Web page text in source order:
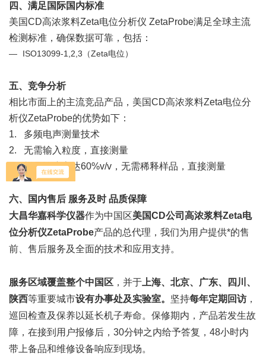
四、满足国际国内标准
美国CD高浓浆料Zeta电位分析仪 ZetaProbe满足全球主流
检测标准，确保数据可靠，包括：
— ISO13099-1,2,3（Zeta电位）
五、竞争分析
相比市面上的主流竞品产品，美国CD高浓浆料Zeta电位分
析仪ZetaProbe的优势如下：
1.
多频电声测量技术
2.
无需输入粒度，直接测量
样品浓度高达60%v/v，无需稀释样品，直接测量
六、国内售后 服务及时 品质保障
大昌华嘉科学仪器作为中国区美国CD公司高浓浆料Zeta电
位分析仪ZetaProbe产品的总代理，我们为用户提供*的售
前、售后服务及全面的技术和应用支持。
服务区域覆盖整个中国区 ，并于 上海、北京、广东、四川、
陕西等重要城市设有办事处及实验室。 坚持每年定期回访 ，
巡回检查及保养以延长机子寿命。保修期内，产品若发生故
障，在接到用户报修后，30分钟之内给予答复，48小时内
带上备品和维修设备响应到现场。